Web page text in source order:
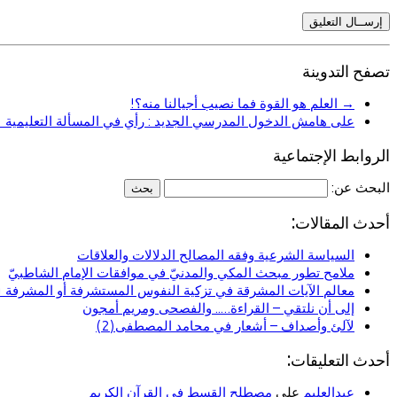
تصفح التدوينة
→ العلم هو القوة فما نصيب أجيالنا منه؟!
على هامش الدخول المدرسي الجديد : رأي في المسألة التعليمية
الروابط الإجتماعية
البحث عن:
أحدث المقالات:
السياسة الشرعية وفقه المصالح الدلالات والعلاقات
ملامح تطور مبحث المكي والمدنيّ في موافقات الإمام الشاطبيّ
معالم الآيات المشرقة في تزكية النفوس المستشرفة أو المشرفة
إلى أن نلتقي – القراءة….. والفصحى ومريم أمجون
لآلئ وأصداف – أشعار في محامد المصطفى(2)
أحدث التعليقات:
عبدالعليم على مصطلح القسط في القرآن الكريم